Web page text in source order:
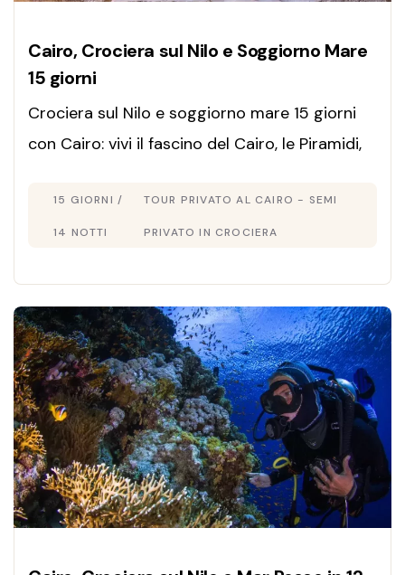
Cairo, Crociera sul Nilo e Soggiorno Mare
15 giorni
Crociera sul Nilo e soggiorno mare 15 giorni
con Cairo: vivi il fascino del Cairo, le Piramidi,
il tour Egitto 15 giorni ideale!
15 GIORNI /
14 NOTTI
TOUR PRIVATO AL CAIRO - SEMI
PRIVATO IN CROCIERA